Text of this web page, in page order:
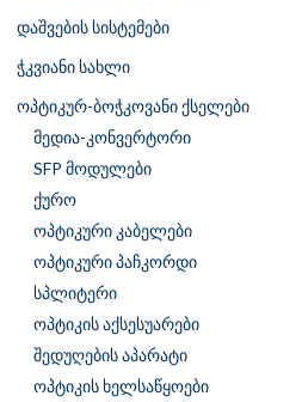
დაშვების სისტემები
ჭკვიანი სახლი
ოპტიკურ-ბოჭკოვანი ქსელები
მედია-კონვერტორი
SFP მოდულები
ქურო
ოპტიკური კაბელები
ოპტიკური პაჩკორდი
სპლიტერი
ოპტიკის აქსესუარები
შედუღების აპარატი
ოპტიკის ხელსაწყოები